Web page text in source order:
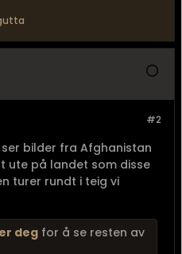
#2
bilder fra Afghanistan
ute på landet som disse
turer rundt i teig vi
deg for å se resten av